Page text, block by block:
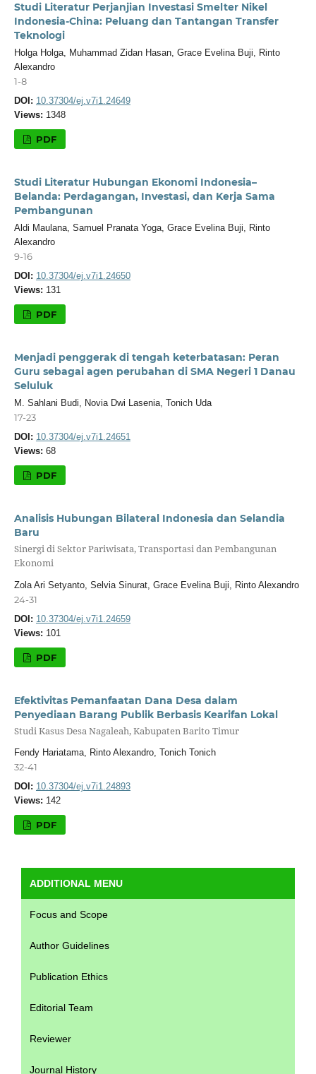
Studi Literatur Perjanjian Investasi Smelter Nikel
Indonesia-China: Peluang dan Tantangan Transfer
Teknologi
Holga Holga, Muhammad Zidan Hasan, Grace Evelina Buji, Rinto
Alexandro
1-8
DOI: 10.37304/ej.v7i1.24649
Views: 1348
PDF
Studi Literatur Hubungan Ekonomi Indonesia–
Belanda: Perdagangan, Investasi, dan Kerja Sama
Pembangunan
Aldi Maulana, Samuel Pranata Yoga, Grace Evelina Buji, Rinto
Alexandro
9-16
DOI: 10.37304/ej.v7i1.24650
Views: 131
PDF
Menjadi penggerak di tengah keterbatasan: Peran
Guru sebagai agen perubahan di SMA Negeri 1 Danau
Seluluk
M. Sahlani Budi, Novia Dwi Lasenia, Tonich Uda
17-23
DOI: 10.37304/ej.v7i1.24651
Views: 68
PDF
Analisis Hubungan Bilateral Indonesia dan Selandia
Baru
Sinergi di Sektor Pariwisata, Transportasi dan Pembangunan
Ekonomi
Zola Ari Setyanto, Selvia Sinurat, Grace Evelina Buji, Rinto Alexandro
24-31
DOI: 10.37304/ej.v7i1.24659
Views: 101
PDF
Efektivitas Pemanfaatan Dana Desa dalam
Penyediaan Barang Publik Berbasis Kearifan Lokal
Studi Kasus Desa Nagaleah, Kabupaten Barito Timur
Fendy Hariatama, Rinto Alexandro, Tonich Tonich
32-41
DOI: 10.37304/ej.v7i1.24893
Views: 142
PDF
ADDITIONAL MENU
Focus and Scope
Author Guidelines
Publication Ethics
Editorial Team
Reviewer
Journal History